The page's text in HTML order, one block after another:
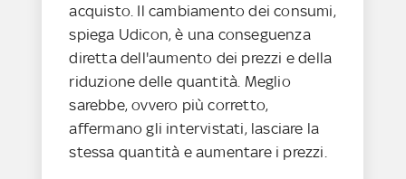
acquisto. Il cambiamento dei consumi,
spiega Udicon, è una conseguenza
diretta dell'aumento dei prezzi e della
riduzione delle quantità. Meglio
sarebbe, ovvero più corretto,
affermano gli intervistati, lasciare la
stessa quantità e aumentare i prezzi.